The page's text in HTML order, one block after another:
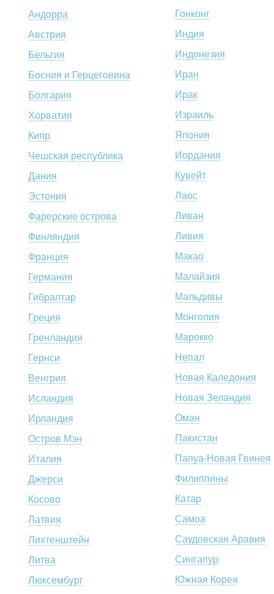
Андорра
Австрия
Бельгия
Босния и Герцеговина
Болгария
Хорватия
Кипр
Чешская республика
Дания
Эстония
Фарерские острова
Финляндия
Франция
Германия
Гибралтар
Греция
Гренландия
Гернси
Венгрия
Исландия
Ирландия
Остров Мэн
Италия
Джерси
Косово
Латвия
Лихтенштейн
Литва
Люксембург
Гонконг
Индия
Индонезия
Иран
Ирак
Израиль
Япония
Иордания
Кувейт
Лаос
Ливан
Ливия
Макао
Малайзия
Мальдивы
Монголия
Марокко
Непал
Новая Каледония
Новая Зеландия
Оман
Пакистан
Папуа-Новая Гвинея
Филиппины
Катар
Самоа
Саудовская Аравия
Сингапур
Южная Корея